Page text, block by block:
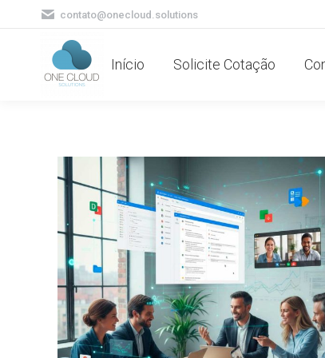
contato@onecloud.solutions
Início Solicite Cotação